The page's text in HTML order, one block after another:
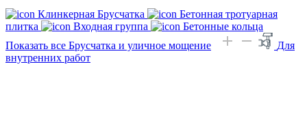
Клинкерная Брусчатка
Бетонная тротуарная
плитка
Входная группа
Бетонные кольца
Показать все Брусчатка и уличное мощение
Для
внутренних работ